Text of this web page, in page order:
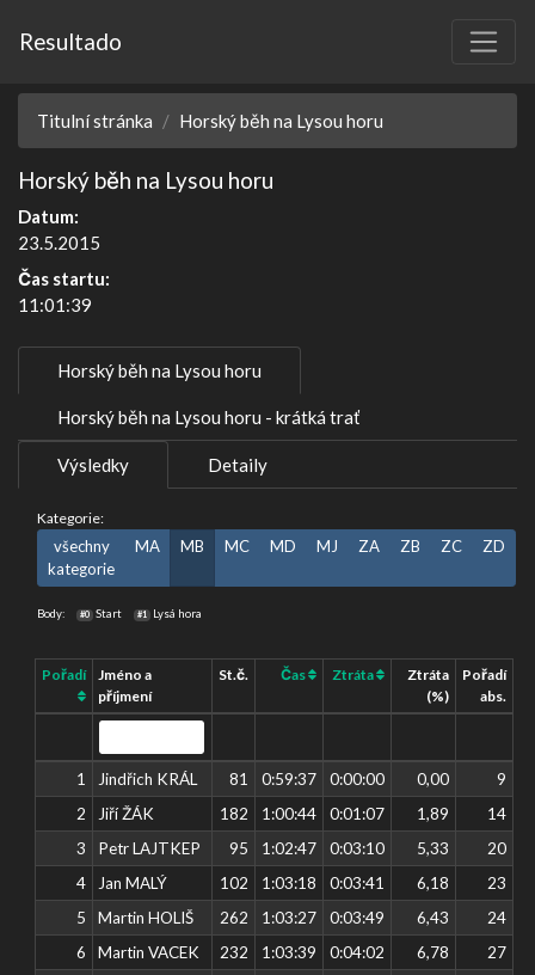
Resultado
Titulní stránka Horský běh na Lysou horu
Horský běh na Lysou horu
Datum:
23.5.2015
Čas startu:
11:01:39
Horský běh na Lysou horu
Horský běh na Lysou horu - krátká trať
Výsledky Detaily
Kategorie:
všechny
kategorie
MA MB MC MD MJ ZA ZB ZC ZD
Body: #0 Start #1 Lysá hora
Pořadí
Jméno a
příjmení
St.č. Čas Ztráta
Ztráta
(%)
Pořadí
abs.
1 Jindřich KRÁL 81 0:59:37 0:00:00 0,00
9
2
Jiří ŽÁK 182 1:00:44 0:01:07 1,89
14
3
Petr LAJTKEP 95 1:02:47 0:03:10 5,33
20
4
Jan MALÝ 102 1:03:18 0:03:41 6,18
23
5
Martin HOLIŠ 262 1:03:27 0:03:49 6,43
24
6
Martin VACEK 232 1:03:39 0:04:02 6,78 27